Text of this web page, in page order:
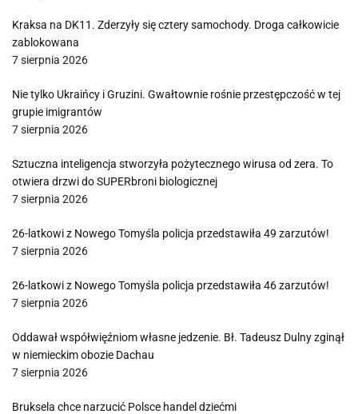
Kraksa na DK11. Zderzyły się cztery samochody. Droga całkowicie
zablokowana
7 sierpnia 2026
Nie tylko Ukraińcy i Gruzini. Gwałtownie rośnie przestępczość w tej
grupie imigrantów
7 sierpnia 2026
Sztuczna inteligencja stworzyła pożytecznego wirusa od zera. To
otwiera drzwi do SUPERbroni biologicznej
7 sierpnia 2026
26-latkowi z Nowego Tomyśla policja przedstawiła 49 zarzutów!
7 sierpnia 2026
26-latkowi z Nowego Tomyśla policja przedstawiła 46 zarzutów!
7 sierpnia 2026
Oddawał współwięźniom własne jedzenie. Bł. Tadeusz Dulny zginął
w niemieckim obozie Dachau
7 sierpnia 2026
Bruksela chce narzucić Polsce handel dziećmi